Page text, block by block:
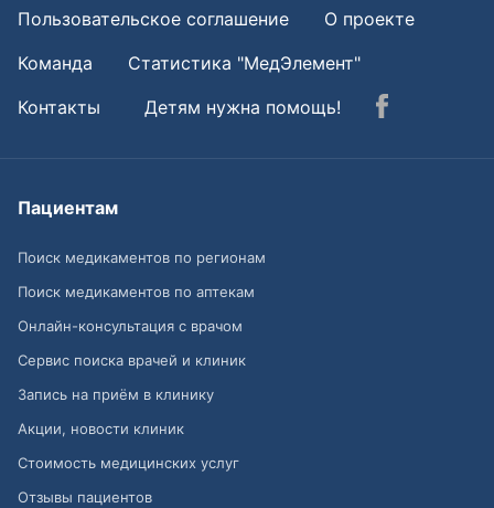
Пользовательское соглашение
О проекте
Команда
Статистика "МедЭлемент"
Контакты
Детям нужна помощь!
Пациентам
Поиск медикаментов по регионам
Поиск медикаментов по аптекам
Онлайн-консультация с врачом
Сервис поиска врачей и клиник
Запись на приём в клинику
Акции, новости клиник
Стоимость медицинских услуг
Отзывы пациентов